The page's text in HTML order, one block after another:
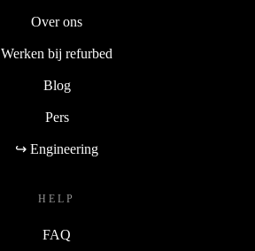
Over ons
Werken bij refurbed
Blog
Pers
↪ Engineering
HELP
FAQ